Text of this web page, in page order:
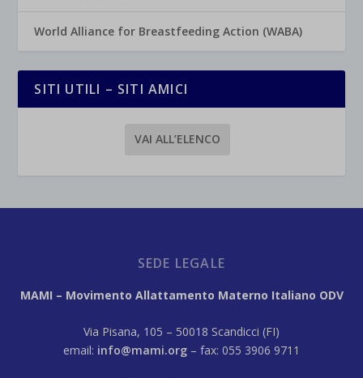
World Alliance for Breastfeeding Action (WABA)
SITI UTILI – SITI AMICI
VAI ALL’ELENCO
SEDE LEGALE
MAMI – Movimento Allattamento Materno Italiano ODV
Via Pisana, 105 – 50018 Scandicci (FI)
email: info@mami.org – fax: 055 3906 9711